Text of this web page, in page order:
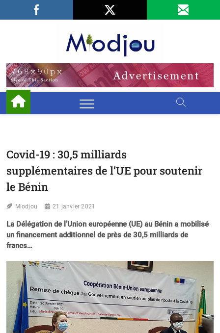
Facebook
LinkedIn
Covid-19 : 30,5 milliards
supplémentaires de l’UE pour soutenir
le Bénin
Miodjou 21 janvier 2021
La Délégation de l’Union européenne (UE) au Bénin a mobilisé
un financement additionnel de près de 30,5 milliards de
francs…